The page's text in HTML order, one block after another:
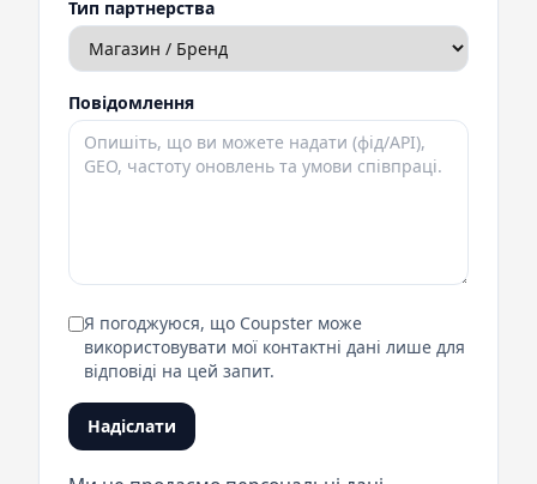
Тип партнерства
Повідомлення
Я погоджуюся, що Coupster може
використовувати мої контактні дані лише для
відповіді на цей запит.
Надіслати